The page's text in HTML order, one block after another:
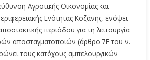
Αγροτικής Οικονομίας και
Ενότητας Κοζάνης, ενόψει
περιόδου για τη λειτουργία
αποσταγματοποιών (άρθρο 7Ε του ν.
τους κατόχους αμπελουργικών